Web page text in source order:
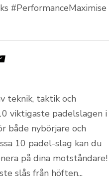
#PerformanceMaximise
teknik, taktik och
viktigaste padelslagen i
både nybörjare och
10 padel-slag kan du
på dina motståndare!
slås från höften...